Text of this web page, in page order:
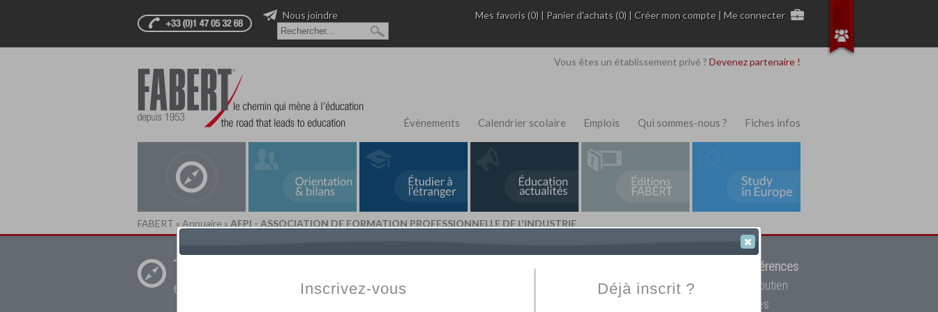
Mes favoris (0) | Panier d'achats (0) |Créer mon compte |Me connecter
Nous joindre
Vous êtes un établissement privé ? Devenez partenaire !
Évènements Calendrier scolaire Emplois Qui sommes-nous ? Fiches infos
FABERT » Annuaire » AFPI - ASSOCIATION DE FORMATION PROFESSIONNELLE DE L'INDUSTRIE
Trouver un
établissement privé
Fabert.com
12908 références
votre établissement privé, du primaire au supérieur, mais aussi des cours de soutien
scolaire et des cours à distance. Ce moteur regroupe toutes les écoles privées
Inscrivez-vous Déjà inscrit ?